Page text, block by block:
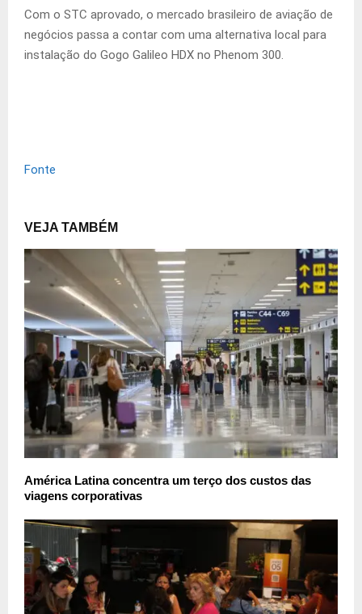
Com o STC aprovado, o mercado brasileiro de aviação de
negócios passa a contar com uma alternativa local para
instalação do Gogo Galileo HDX no Phenom 300.
Fonte
VEJA TAMBÉM
América Latina concentra um terço dos custos das
viagens corporativas